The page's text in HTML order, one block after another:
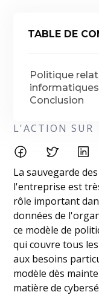
TABLE DE
Politique
informatiques
Conclusion
L'ACTION SUR
La sauvegarde
l'entreprise est
rôle important
données de
ce modèle de
qui couvre tous
aux besoins
modèle dès
matière de